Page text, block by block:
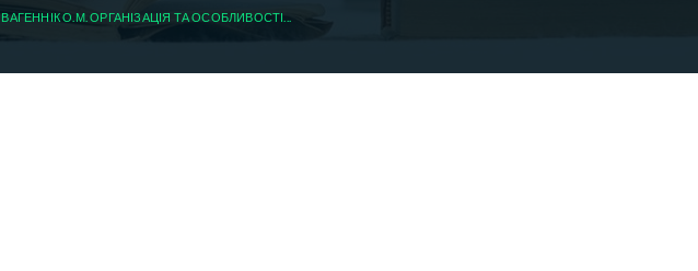
ВАГЕННІК О.М. ОРГАНІЗАЦІЯ ТА ОСОБЛИВОСТІ...